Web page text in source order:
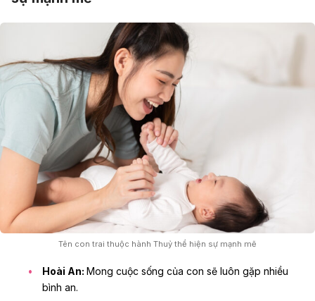
Tên con trai thuộc hành Thuỷ thể hiện sự mạnh mẽ
Hoài An: Mong cuộc sống của con sẽ luôn gặp nhiều
bình an.